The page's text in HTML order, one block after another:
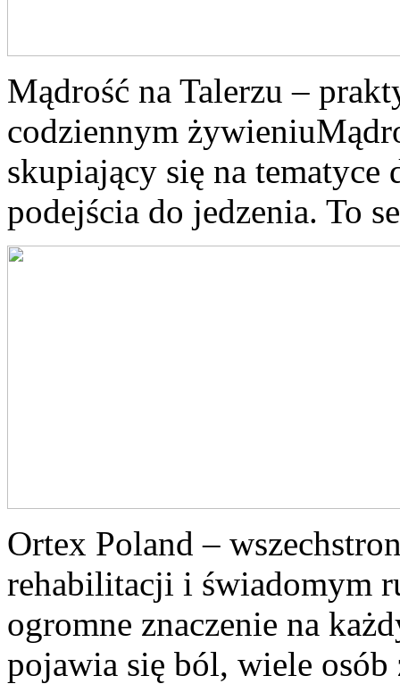
Mądrość na Talerzu –
codziennym
skupiający się na
podejścia do jedzenia. To
Ortex Poland –
rehabilitacji i świadomym
ogromne znaczenie na
pojawia się ból, wiele osób